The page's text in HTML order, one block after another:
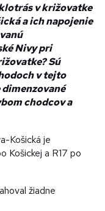
v križovatke
a ich napojenie
Nivy pri
Sú
v tejto
chodcov a
Košická je
Košickej a R17 po
žiadne